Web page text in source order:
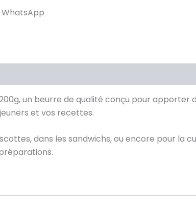
un beurre de qualité conçu pour
et vos recettes.
dans les sandwichs, ou encore pour